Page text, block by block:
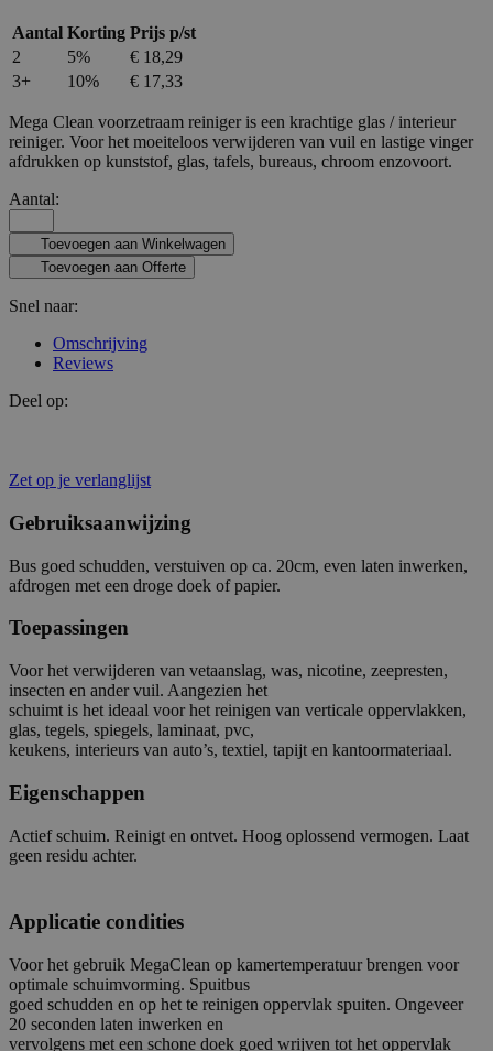
Aantal Korting Prijs p/st
2
5%
€ 18,29
3+
10% € 17,33
Mega Clean voorzetraam reiniger is een krachtige glas / interieur
reiniger. Voor het moeiteloos verwijderen van vuil en lastige vinger
afdrukken op kunststof, glas, tafels, bureaus, chroom enzovoort.
Aantal:
Toevoegen aan Winkelwagen
Toevoegen aan Offerte
Snel naar:
Omschrijving
Reviews
Deel op:
Zet op je verlanglijst
Gebruiksaanwijzing
Bus goed schudden, verstuiven op ca. 20cm, even laten inwerken,
afdrogen met een droge doek of papier.
Toepassingen
Voor het verwijderen van vetaanslag, was, nicotine, zeepresten,
insecten en ander vuil. Aangezien het
schuimt is het ideaal voor het reinigen van verticale oppervlakken,
glas, tegels, spiegels, laminaat, pvc,
keukens, interieurs van auto’s, textiel, tapijt en kantoormateriaal.
Eigenschappen
Actief schuim. Reinigt en ontvet. Hoog oplossend vermogen. Laat
geen residu achter.
Applicatie condities
Voor het gebruik MegaClean op kamertemperatuur brengen voor
optimale schuimvorming. Spuitbus
goed schudden en op het te reinigen oppervlak spuiten. Ongeveer
20 seconden laten inwerken en
vervolgens met een schone doek goed wrijven tot het oppervlak